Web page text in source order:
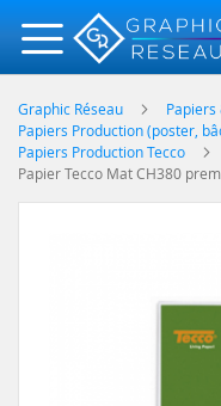
Graphic Réseau
Papiers
Papiers Production (poster,
Papiers Production Tecco
Papier Tecco Mat CH380